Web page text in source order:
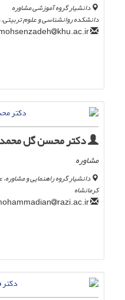
دانشیار گروه آموزشی مشاوره
دانشکده روانشناسی و علوم
khu.ac.ir
دکتر محسن گل
مشاوره
دانشیار گروه راهنمایی و
کرمانشاه
razi.ac.ir